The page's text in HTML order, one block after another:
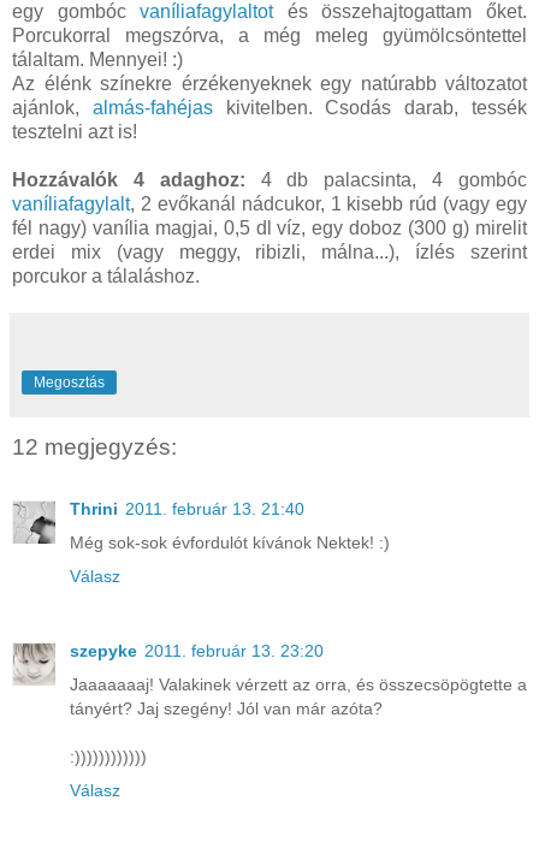
egy gombócvaníliafagylaltotés összehajtogattam őket.
Porcukorral megszórva, a még meleg gyümölcsöntettel
tálaltam. Mennyei! :)
Az élénk színekre érzékenyeknek egy natúrabb változatot
ajánlok, almás-fahéjaskivitelben. Csodás darab, tessék
tesztelni azt is!
Hozzávalók 4 adaghoz: 4 db palacsinta, 4 gombóc
vaníliafagylalt, 2 evőkanál nádcukor, 1 kisebb rúd (vagy egy
fél nagy) vanília magjai, 0,5 dl víz, egy doboz (300 g) mirelit
erdei mix (vagy meggy, ribizli, málna...), ízlés szerint
porcukor a tálaláshoz.
Megosztás
12 megjegyzés:
Thrini 2011. február 13. 21:40
Még sok-sok évfordulót kívánok Nektek! :)
Válasz
szepyke 2011. február 13. 23:20
Jaaaaaaaj! Valakinek vérzett az orra, és összecsöpögtette a
tányért? Jaj szegény! Jól van már azóta?
:))))))))))))
Válasz